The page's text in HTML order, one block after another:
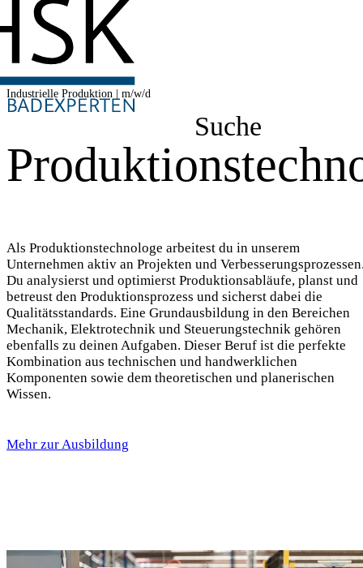
Suche
Industrielle Produktion | m/w/d
Als Produktionstechnologe arbeitest du in unserem
Unternehmen aktiv an Projekten und
Du analysierst und optimierst Produktionsabläufe, planst und
betreust den Produktionsprozess und sicherst dabei die
Qualitätsstandards. Eine Grundausbildung in den Bereichen
Mechanik, Elektrotechnik und Steuerungstechnik gehören
ebenfalls zu deinen Aufgaben. Dieser Beruf ist die perfekte
Kombination aus technischen und handwerklichen
Komponenten sowie dem theoretischen und planerischen
Wissen.
Mehr zur Ausbildung